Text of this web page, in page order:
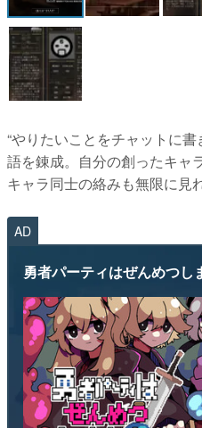
その他
電ファミニコゲーマーとは？
運営：株式会社マレ
“やりたいことをチャットに
語を錬成。自分の創ったキャ
キャラ同士の絡みも無限に見
AD
勇者パーティはぜんめつし